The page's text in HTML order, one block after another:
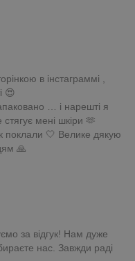
в інстаграммі ,
😍
… і нарешті я
мені шкіри 🫶
поклали 🤍 Велике дякую
🙏
за відгук! Нам дуже
нас. Завжди раді